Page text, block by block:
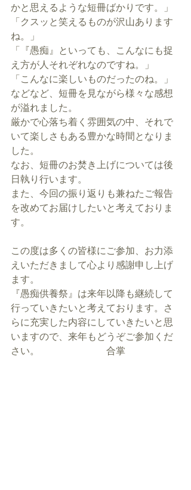
かと思えるような短冊ばかりです。」
「クスッと笑えるものが沢山あります
ね。」
「『愚痴』といっても、こんなにも捉
え方が人それぞれなのですね。」
「こんなに楽しいものだったのね。」
などなど、短冊を見ながら様々な感想
が溢れました。
厳かで心落ち着く雰囲気の中、それで
いて楽しさもある豊かな時間となりま
した。
なお、短冊のお焚き上げについては後
日執り行います。
また、今回の振り返りも兼ねたご報告
を改めてお届けしたいと考えておりま
す。
この度は多くの皆様にご参加、お力添
えいただきまして心より感謝申し上げ
ます。
『愚痴供養祭』は来年以降も継続して
行っていきたいと考えております。さ
らに充実した内容にしていきたいと思
いますので、来年もどうぞご参加くだ
さい。　　　　　　　合掌